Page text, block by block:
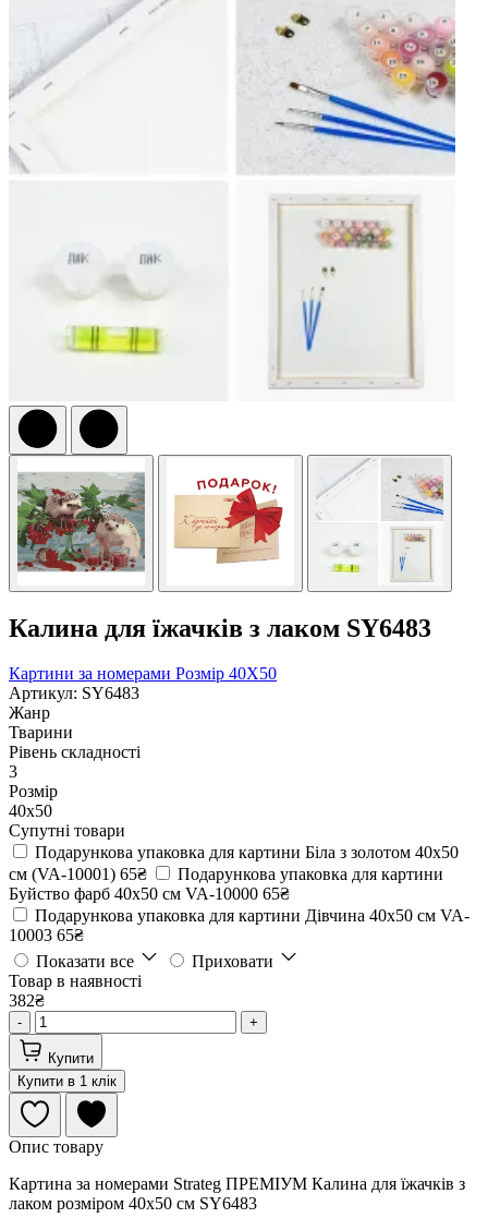
Калина для їжачків з лаком SY6483
Картини за номерами Розмір 40Х50
Артикул: SY6483
Жанр
Тварини
Рівень складності
3
Розмір
40х50
Супутні товари
Подарункова упаковка для картини Біла з золотом 40х50
см (VA-10001) 65₴
Подарункова упаковка для картини
Буйство фарб 40х50 см VA-10000 65₴
Подарункова упаковка для картини Дівчина 40х50 см VA-
10003 65₴
Показати все
Приховати
Товар в наявності
382₴
- +
Купити
Купити в 1 клік
Опис товару
Картина за номерами Strateg ПРЕМІУМ Калина для їжачків з
лаком розміром 40х50 см SY6483